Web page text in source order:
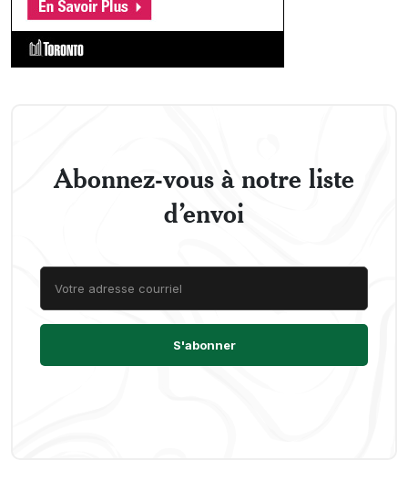
Abonnez-vous à notre liste
d’envoi